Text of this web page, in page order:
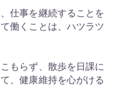
仕事を継続することを
働くことは、ハツラツ
もらず、散歩を日課に
、健康維持を心がける